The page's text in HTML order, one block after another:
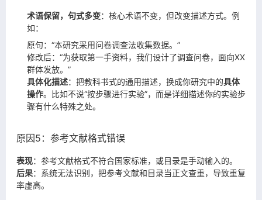
术语保留，句式多变：核心术语不变，但改变描述方式。例
如：
原句：“本研究采用问卷调查法收集数据。”
修改后：“为获取第一手资料，我们设计了调查问卷，面向XX
群体发放。”
具体化描述：把教科书式的通用描述，换成你研究中的具体
操作。比如不说“按步骤进行实验”，而是详细描述你的实验步
骤有什么特殊之处。
原因5：参考文献格式错误
表现：参考文献格式不符合国家标准，或目录是手动输入的。
后果：系统无法识别，把参考文献和目录当正文查重，导致重复
率虚高。